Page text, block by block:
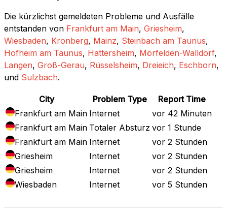
Die kürzlichst gemeldeten Probleme und Ausfälle
entstanden von Frankfurt am Main, Griesheim,
Wiesbaden, Kronberg, Mainz, Steinbach am Taunus,
Hofheim am Taunus, Hattersheim, Mörfelden-Walldorf,
Langen, Groß-Gerau, Rüsselsheim, Dreieich, Eschborn,
und Sulzbach.
City Problem Type
Report Time
Frankfurt am Main Internet
vor 42 Minuten
Frankfurt am Main Totaler Absturz vor 1 Stunde
Frankfurt am Main Internet
vor 2 Stunden
Griesheim
Internet
vor 2 Stunden
Griesheim
Internet
vor 2 Stunden
Wiesbaden
Internet vor 5 Stunden